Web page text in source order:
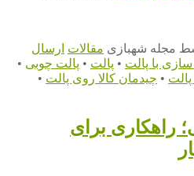
مجله شهبازی مقالات ارسال
سازی با پالت • پالت • پالت چوبی •
پالت • چیدمان کالا روی پالت •
راهکاری برای